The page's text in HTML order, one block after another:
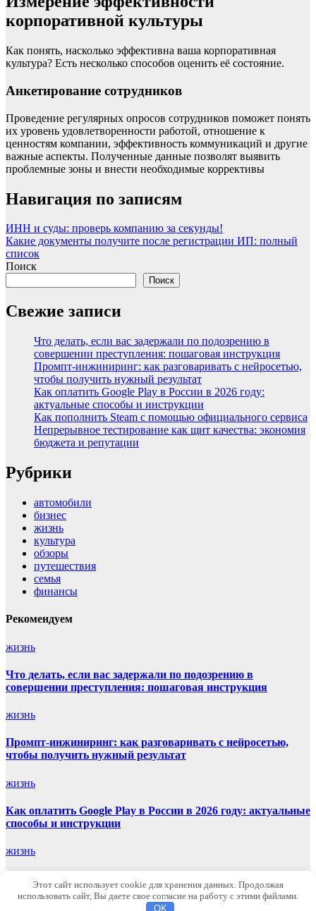
корпоративной культуры
Как понять, насколько эффективна ваша корпоративная
культура? Есть несколько способов оценить её состояние.
Анкетирование сотрудников
Проведение регулярных опросов сотрудников поможет понять
их уровень удовлетворенности работой, отношение к
ценностям компании, эффективность коммуникаций и другие
важные аспекты. Полученные данные позволят выявить
проблемные зоны и внести необходимые коррективы
Навигация по записям
ИНН и суды: проверь компанию за секунды!
Какие документы получите после регистрации ИП: полный
список
Поиск
Поиск
Свежие записи
Что делать, если вас задержали по подозрению в
совершении преступления: пошаговая инструкция
Промпт-инжиниринг: как разговаривать с нейросетью,
чтобы получить нужный результат
Как оплатить Google Play в России в 2026 году:
актуальные способы и инструкции
Как пополнить Steam с помощью официального сервиса
Непрерывное тестирование как щит качества: экономия
бюджета и репутации
Рубрики
автомобили
бизнес
жизнь
культура
обзоры
путешествия
семья
финансы
Рекомендуем
жизнь
Что делать, если вас задержали по подозрению в
совершении преступления: пошаговая инструкция
жизнь
Промпт-инжиниринг: как разговаривать с нейросетью,
чтобы получить нужный результат
жизнь
Как оплатить Google Play в России в 2026 году: актуальные
способы и инструкции
жизнь
Как пополнить Steam с помощью официального сервиса
Этот сайт использует cookie для хранения данных. Продолжая
использовать сайт, Вы даете свое согласие на работу с этими файлами.
OK